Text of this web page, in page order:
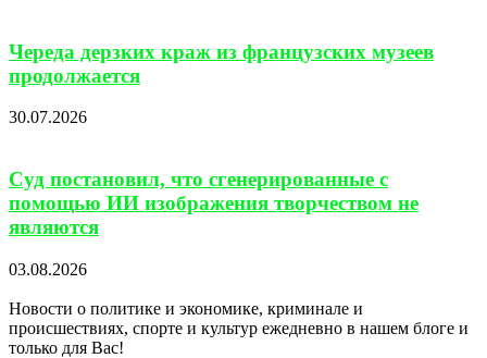
Череда дерзких краж из французских музеев
продолжается
30.07.2026
Суд постановил, что сгенерированные с
помощью ИИ изображения творчеством не
являются
03.08.2026
Новости о политике и экономике, криминале и
происшествиях, спорте и культур ежедневно в нашем блоге и
только для Вас!